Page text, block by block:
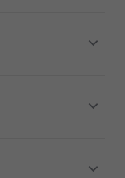
moms och